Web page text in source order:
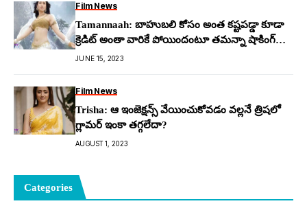
Film News
Tamannaah: బాహుబలి కోసం అంత కష్టపడ్డా కూడా
క్రెడిట్ అంతా వారికే పోయిందంటూ తమన్నా షాకింగ్
కామెంట్స్
JUNE 15, 2023
Film News
Trisha: ఆ ఇంజెక్షన్స్ వేయించుకోవ‌డం వ‌ల్ల‌నే త్రిష‌లో
గ్లామ‌ర్ ఇంకా త‌గ్గ‌లేదా?
AUGUST 1, 2023
Categories